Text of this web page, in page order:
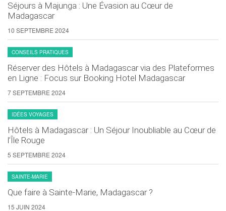
Séjours à Majunga : Une Évasion au Cœur de
Madagascar
10 SEPTEMBRE 2024
CONSEILS PRATIQUES
Réserver des Hôtels à Madagascar via des Plateformes
en Ligne : Focus sur Booking Hotel Madagascar
7 SEPTEMBRE 2024
IDÉES VOYAGES
Hôtels à Madagascar : Un Séjour Inoubliable au Cœur de
l’Île Rouge
5 SEPTEMBRE 2024
SAINTE-MARIE
Que faire à Sainte-Marie, Madagascar ?
15 JUIN 2024